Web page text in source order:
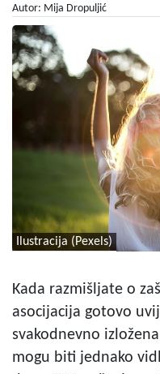
Autor: Mija Dropuljić
Ilustracija (Pexels)
Kada razmišljate o
asocijacija gotovo
svakodnevno
mogu biti jednako